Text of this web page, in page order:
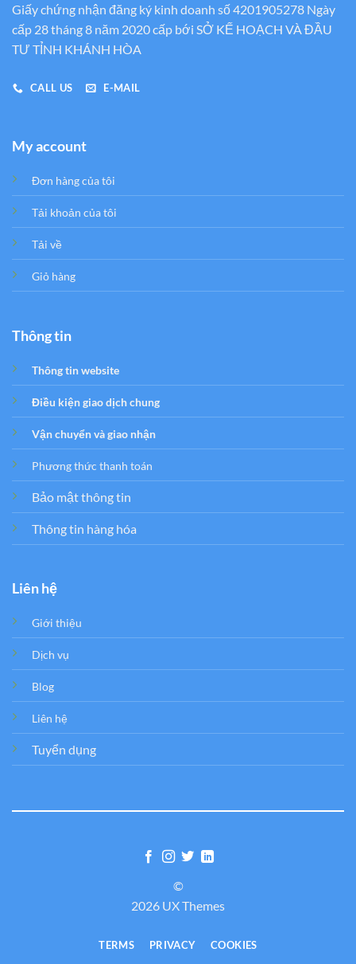
Giấy chứng nhận đăng ký kinh doanh số 4201905278 Ngày
cấp 28 tháng 8 năm 2020 cấp bới SỞ KẾ HOẠCH VÀ ĐẦU
TƯ TỈNH KHÁNH HÒA
CALL US E-MAIL
My account
Đơn hàng của tôi
Tải khoản của tôi
Tải về
Giỏ hàng
Thông tin
Thông tin website
Điều kiện giao dịch chung
Vận chuyển và giao nhận
Phương thức thanh toán
Bảo mật thông tin
Thông tin hàng hóa
Liên hệ
Giới thiệu
Dịch vụ
Blog
Liên hệ
Tuyển dụng
©
2026 UX Themes
TERMS PRIVACY COOKIES